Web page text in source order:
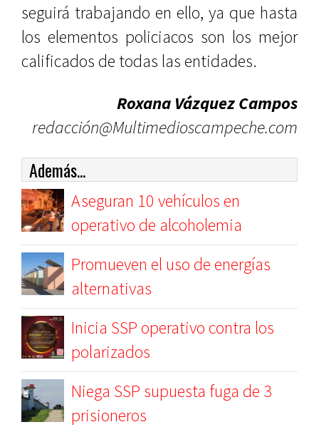
seguirá trabajando en ello, ya que hasta
los elementos policiacos son los mejor
calificados de todas las entidades.
Roxana Vázquez Campos
redacción@Multimedioscampeche.com
Además...
Aseguran 10 vehículos en
operativo de alcoholemia
Promueven el uso de energías
alternativas
Inicia SSP operativo contra los
polarizados
Niega SSP supuesta fuga de 3
prisioneros